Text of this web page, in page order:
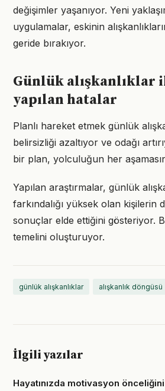
değişimler yaşanıyor. Yeni
uygulamalar, eskinin
geride bırakıyor.
Günlük alışkanlıklar
yapılan hatalar
Planlı hareket etmek günlük
belirsizliği azaltıyor ve odağı
bir plan, yolculuğun her
Yapılan araştırmalar, günlük
farkındalığı yüksek olan kişilerin
sonuçlar elde ettiğini gösteriyor.
temelini oluşturuyor.
günlük alışkanlıklar alışkanlık döngüsü
İlgili yazılar
Hayatınızda motivasyon önceliğini